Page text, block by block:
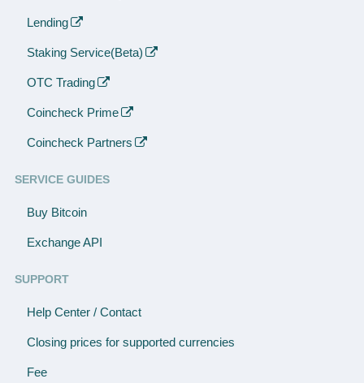
Lending
Staking Service(Beta)
OTC Trading
Coincheck Prime
Coincheck Partners
SERVICE GUIDES
Buy Bitcoin
Exchange API
SUPPORT
Help Center / Contact
Closing prices for supported currencies
Fee